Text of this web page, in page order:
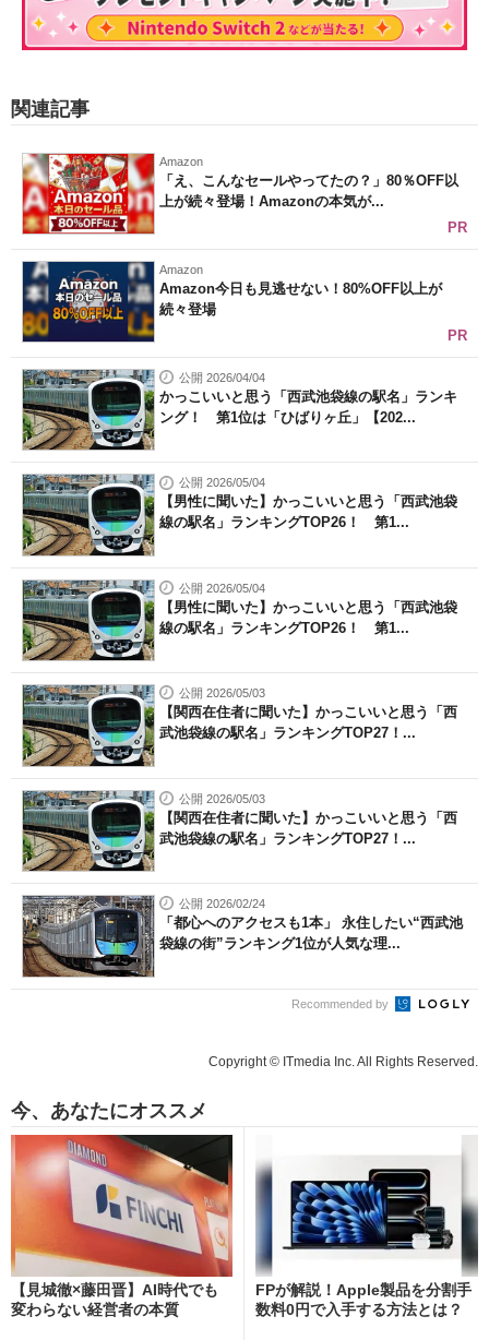
関連記事
Amazon
「え、こんなセールやってたの？」80％OFF以
上が続々登場！Amazonの本気が...
PR
Amazon
Amazon今日も見逃せない！80%OFF以上が
続々登場
PR
公開 2026/04/04
かっこいいと思う「西武池袋線の駅名」ランキ
ング！ 第1位は「ひばりヶ丘」【202...
公開 2026/05/04
【男性に聞いた】かっこいいと思う「西武池袋
線の駅名」ランキングTOP26！ 第1...
公開 2026/05/04
【男性に聞いた】かっこいいと思う「西武池袋
線の駅名」ランキングTOP26！ 第1...
公開 2026/05/03
【関西在住者に聞いた】かっこいいと思う「西
武池袋線の駅名」ランキングTOP27！...
公開 2026/05/03
【関西在住者に聞いた】かっこいいと思う「西
武池袋線の駅名」ランキングTOP27！...
公開 2026/02/24
「都心へのアクセスも1本」 永住したい“西武池
袋線の街”ランキング1位が人気な理...
Recommended by
Copyright © ITmedia Inc. All Rights Reserved.
今、あなたにオススメ
【見城徹×藤田晋】AI時代でも
変わらない経営者の本質
FPが解説！Apple製品を分割手
数料0円で入手する方法とは？